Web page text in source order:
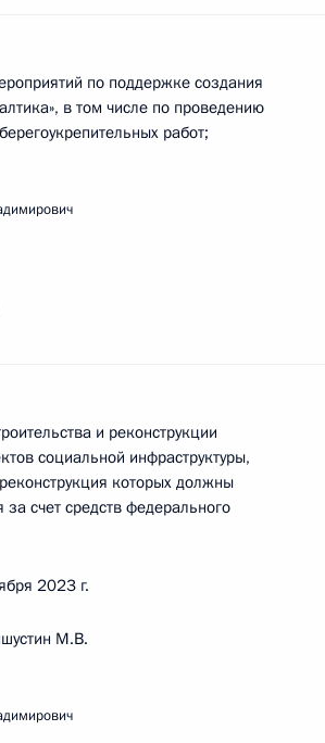
по поддержке создания
в том числе по проведению
работ;
и реконструкции
социальной инфраструктуры,
которых должны
за счет средств федерального
2023 г.
М.В.